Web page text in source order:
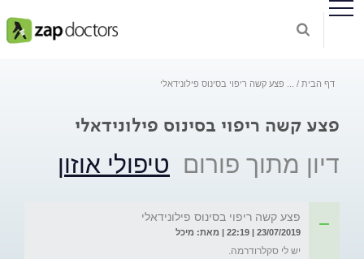
דף הבית פצע קשה ריפוי בסינוס פילונידאלי
פצע קשה ריפוי בסינוס פילונידאלי
דיון מתוך פורום טיפולי אוזון
פצע קשה ריפוי בסינוס פילונידאלי
23/07/2019 | 22:19 | מאת: מיכל